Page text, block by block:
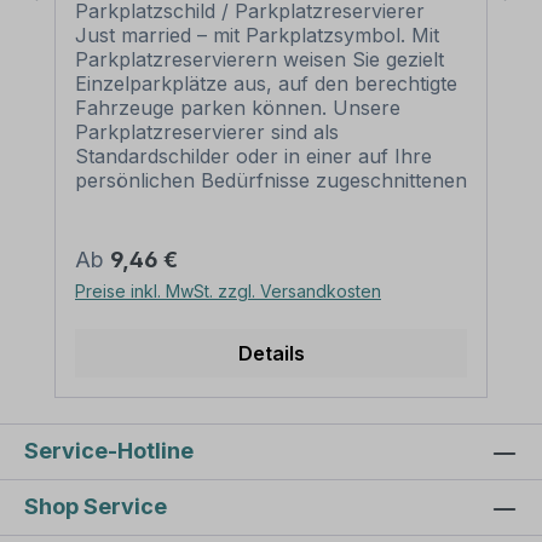
Parkplatzschild / Parkplatzreservierer
Just married – mit Parkplatzsymbol. Mit
Parkplatzreservierern weisen Sie gezielt
Einzelparkplätze aus, auf den berechtigte
Fahrzeuge parken können. Unsere
Parkplatzreservierer sind als
Standardschilder oder in einer auf Ihre
persönlichen Bedürfnisse zugeschnittenen
Parkplatzreservierers Just married – P-
PR-32: Material: Aluminium 2 mm
selbstklebende Folie
Ausführungen sind möglich.
Verarbeitung: rechteckig beschnitten mit
abgerundeten Ecken (nur Schilder). Die
Aufklebervariante wird nur mit spitzen
Verpackungseinheiten: 1
Parkplatzreservierer als Schild oder
Regulärer Preis:
Ab 9,46 €
Preise inkl. MwSt. zzgl. Versandkosten
Details
Service-Hotline
Shop Service